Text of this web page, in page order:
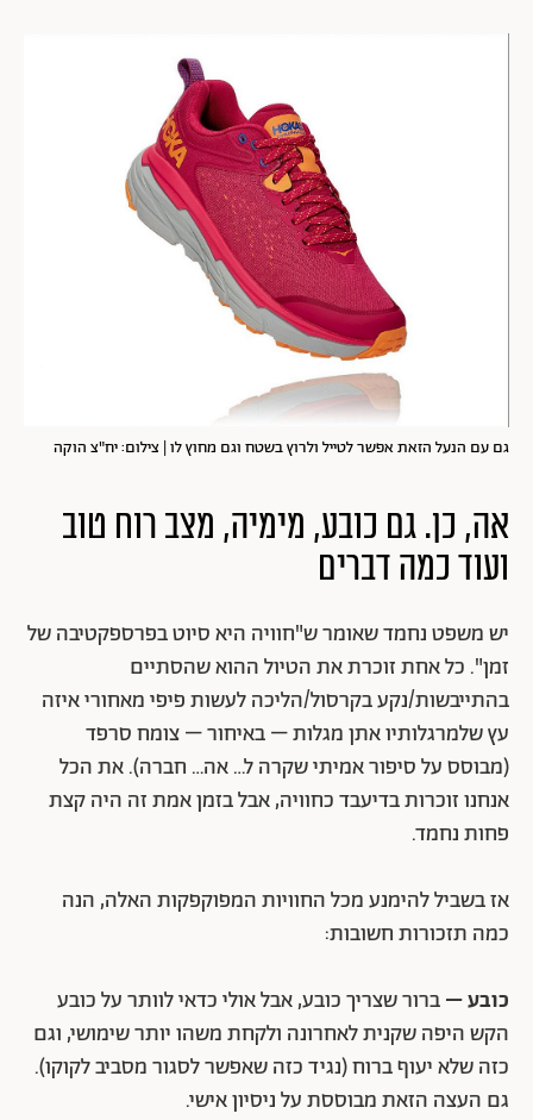
גם עם הנעל הזאת אפשר לטייל ולרוץ בשטח וגם מחוץ לו | צילום: יח"צ הוקה
אה, כן. גם כובע, מימיה, מצב רוח טוב
ועוד כמה דברים
יש משפט נחמד שאומר ש"חוויה היא סיוט בפרספקטיבה של
זמן". כל אחת זוכרת את הטיול ההוא שהסתיים
בהתייבשות/נקע בקרסול/הליכה לעשות פיפי מאחורי איזה
עץ שלמרגלותיו אתן מגלות – באיחור – צומח סרפד
(מבוסס על סיפור אמיתי שקרה ל… אה… חברה). את הכל
אנחנו זוכרות בדיעבד כחוויה, אבל בזמן אמת זה היה קצת
פחות נחמד.
אז בשביל להימנע מכל החוויות המפוקפקות האלה, הנה
כמה תזכורות חשובות:
כובע –ברור שצריך כובע, אבל אולי כדאי לוותר על כובע
הקש היפה שקנית לאחרונה ולקחת משהו יותר שימושי, וגם
כזה שלא יעוף ברוח (נגיד כזה שאפשר לסגור מסביב לקוקו).
גם העצה הזאת מבוססת על ניסיון אישי.